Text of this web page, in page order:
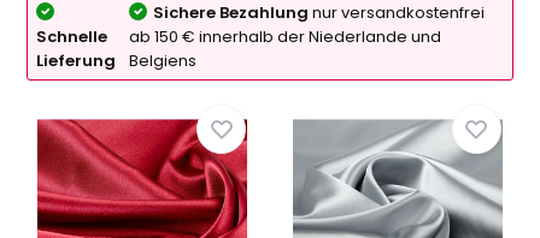
Schnelle
Lieferung
Sichere Bezahlung nur versandkostenfrei
ab 150 € innerhalb der Niederlande und
Belgiens